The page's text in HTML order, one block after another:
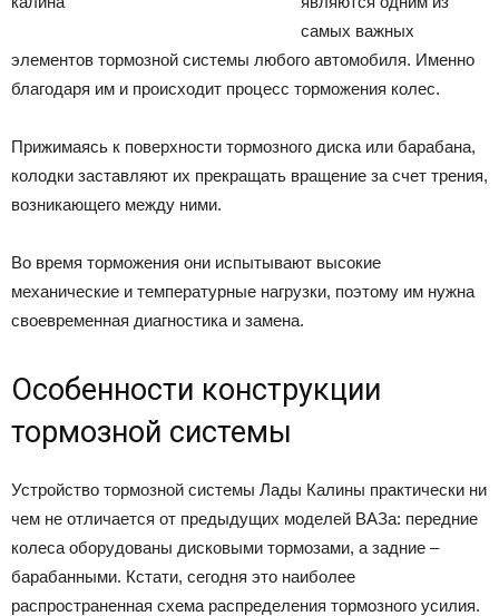
самых важных
элементов тормозной системы любого автомобиля. Именно
благодаря им и происходит процесс торможения колес.
Прижимаясь к поверхности тормозного диска или барабана,
колодки заставляют их прекращать вращение за счет трения,
возникающего между ними.
Во время торможения они испытывают высокие
механические и температурные нагрузки, поэтому им нужна
своевременная диагностика и замена.
Особенности конструкции
тормозной системы
Устройство тормозной системы Лады Калины практически ни
чем не отличается от предыдущих моделей ВАЗа: передние
колеса оборудованы дисковыми тормозами, а задние –
барабанными. Кстати, сегодня это наиболее
распространенная схема распределения тормозного усилия.